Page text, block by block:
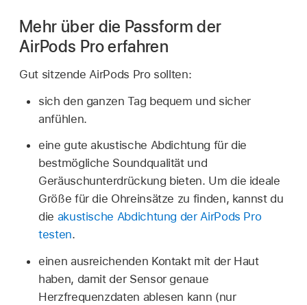
Mehr über die Passform der
AirPods Pro erfahren
Gut sitzende AirPods Pro sollten:
sich den ganzen Tag bequem und sicher
anfühlen.
eine gute akustische Abdichtung für die
bestmögliche Soundqualität und
Geräuschunterdrückung bieten. Um die ideale
Größe für die Ohreinsätze zu finden, kannst du
die akustische Abdichtung derAirPods Pro
testen.
einen ausreichenden Kontakt mit der Haut
haben, damit der Sensor genaue
Herzfrequenzdaten ablesen kann (nur